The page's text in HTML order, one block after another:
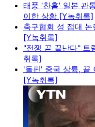
태풍 '찬홈' 일본 관
이한 상황 [Y녹취록]
축구협회 성 접대
[Y녹취록]
"전쟁 곧 끝난다" 트
취록]
'돌핀' 중국 상륙, 끝
[Y녹취록]